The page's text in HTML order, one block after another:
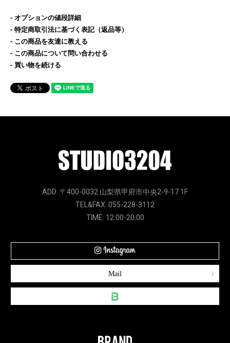
オプションの値段詳細
特定商取引法に基づく表記（返品等）
この商品を友達に教える
この商品について問い合わせる
買い物を続ける
ADD. 〒400-0032 山梨県甲府市中央2-9-17 1F
TEL&FAX. 055-228-3112
TIME. 12:00-20:00
Mail